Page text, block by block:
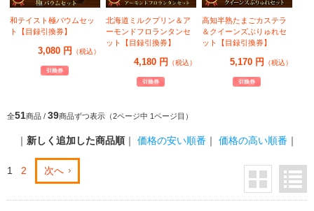
和テイスト極バウムセッ
ト【目録引換券】
3,080 円 （税込）
北海道ミルクプリン＆ア
ーモンドフロランタンセ
ット【目録引換券】
4,180 円 （税込）
高知半熟たまごカステラ
＆クイーンズぶりゅれセ
ット【目録引換券】
5,170 円 （税込）
全51商品 / 39商品ずつ表示（2ページ中 1ページ目）
｜ 新しく追加した商品順 ｜ 価格の安い順番 ｜ 価格の高い順番 ｜
1 2 次へ